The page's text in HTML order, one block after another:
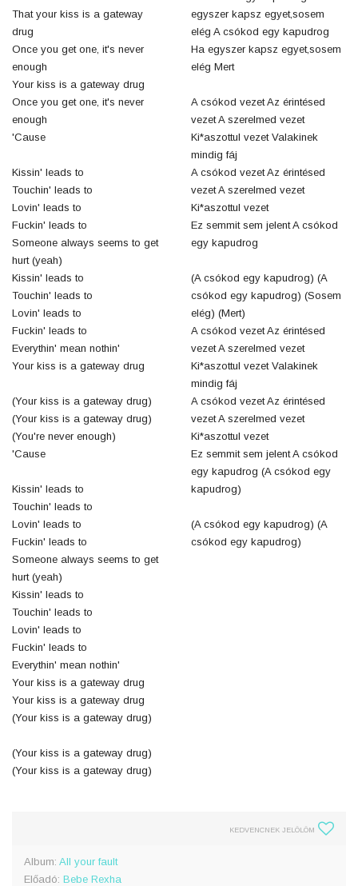
That your kiss is a gateway
drug
Once you get one, it's never
enough
Your kiss is a gateway drug
Once you get one, it's never
enough
'Cause
Kissin' leads to
Touchin' leads to
Lovin' leads to
Fuckin' leads to
Someone always seems to get
hurt (yeah)
Kissin' leads to
Touchin' leads to
Lovin' leads to
Fuckin' leads to
Everythin' mean nothin'
Your kiss is a gateway drug
(Your kiss is a gateway drug)
(Your kiss is a gateway drug)
(You're never enough)
'Cause
Kissin' leads to
Touchin' leads to
Lovin' leads to
Fuckin' leads to
Someone always seems to get
hurt (yeah)
Kissin' leads to
Touchin' leads to
Lovin' leads to
Fuckin' leads to
Everythin' mean nothin'
Your kiss is a gateway drug
Your kiss is a gateway drug
(Your kiss is a gateway drug)
(Your kiss is a gateway drug)
(Your kiss is a gateway drug)
egyszer kapsz egyet,sosem
elég A csókod egy kapudrog
Ha egyszer kapsz egyet,sosem
elég Mert
A csókod vezet Az érintésed
vezet A szerelmed vezet
Ki*aszottul vezet Valakinek
mindig fáj
A csókod vezet Az érintésed
vezet A szerelmed vezet
Ki*aszottul vezet
Ez semmit sem jelent A csókod
egy kapudrog
(A csókod egy kapudrog) (A
csókod egy kapudrog) (Sosem
elég) (Mert)
A csókod vezet Az érintésed
vezet A szerelmed vezet
Ki*aszottul vezet Valakinek
mindig fáj
A csókod vezet Az érintésed
vezet A szerelmed vezet
Ki*aszottul vezet
Ez semmit sem jelent A csókod
egy kapudrog (A csókod egy
kapudrog)
(A csókod egy kapudrog) (A
csókod egy kapudrog)
KEDVENCNEK JELÖLÖM
Album: All your fault
Előadó: Bebe Rexha